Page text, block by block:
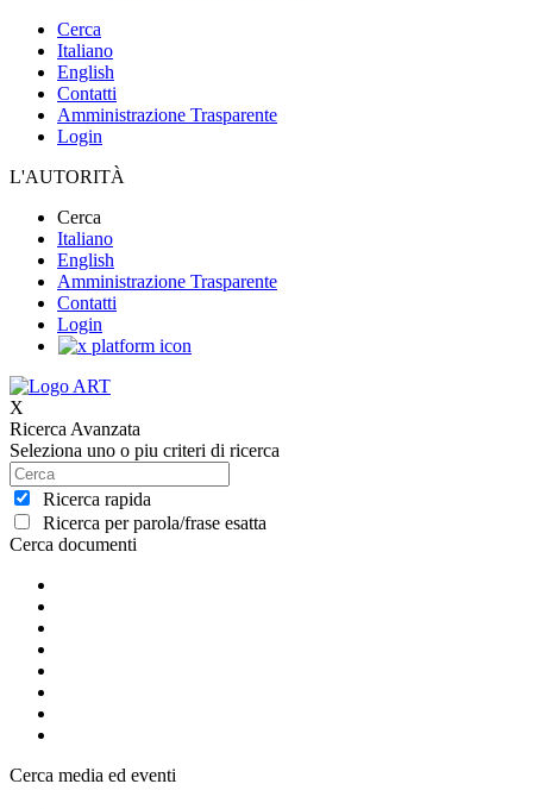
Cerca
Italiano
English
Contatti
Amministrazione Trasparente
Login
L'AUTORITÀ
Cerca
Italiano
English
Amministrazione Trasparente
Contatti
Login
X
Ricerca Avanzata
Seleziona uno o piu criteri di ricerca
Ricerca rapida
Ricerca per parola/frase esatta
Cerca documenti
Cerca media ed eventi